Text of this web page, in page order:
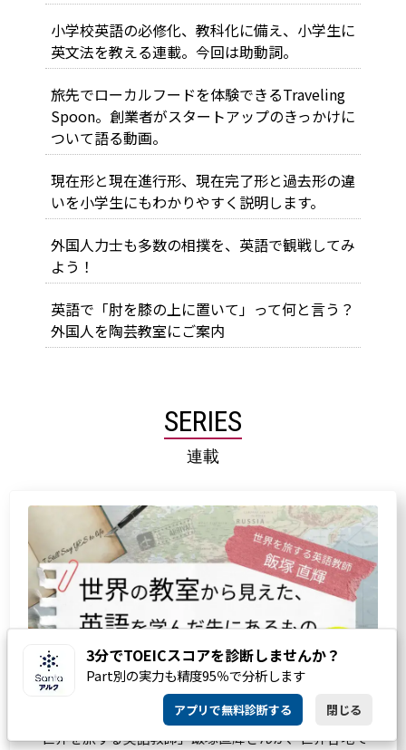
小学校英語の必修化、教科化に備え、小学生に
英文法を教える連載。今回は助動詞。
旅先でローカルフードを体験できるTraveling
Spoon。創業者がスタートアップのきっかけに
ついて語る動画。
現在形と現在進行形、現在完了形と過去形の違
いを小学生にもわかりやすく説明します。
外国人力士も多数の相撲を、英語で観戦してみ
よう！
英語で「肘を膝の上に置いて」って何と言う？
外国人を陶芸教室にご案内
SERIES
連載
「世界を旅する英語教師」飯塚直輝さんが、世界各地で
3分でTOEICスコアを診断しませんか？
Part別の実力も精度95％で分析します
アプリで無料診断する 閉じる